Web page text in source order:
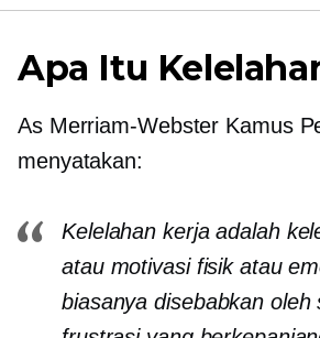
Apa Itu
As Merriam-Webster Kamus
menyatakan:
Kelelahan kerja adalah
atau motivasi fisik atau
biasanya disebabkan oleh